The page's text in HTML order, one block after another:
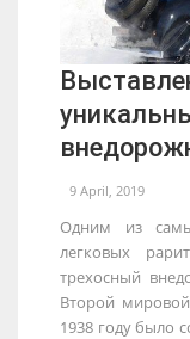
9 April, 2019
Одним из
легковых
трехосный
Второй
1938 году было